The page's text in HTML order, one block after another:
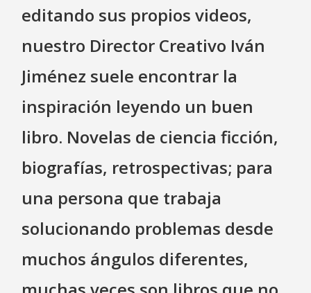
editando sus propios videos,
nuestro Director Creativo Iván
Jiménez suele encontrar la
inspiración leyendo un buen
libro. Novelas de ciencia ficción,
biografías, retrospectivas; para
una persona que trabaja
solucionando problemas desde
muchos ángulos diferentes,